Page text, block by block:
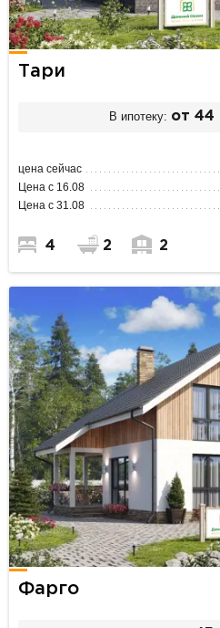
Тари
В ипотеку: от 44
цена сейчас
Цена с 16.08
Цена с 31.08
4 2 2
Фарго